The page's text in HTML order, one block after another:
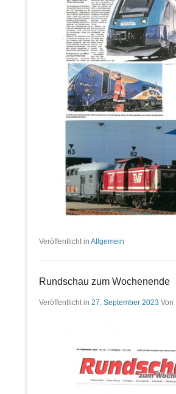
Veröffentlicht in Allgemein
Rundschau zum Wochenende
Veröffentlicht in 27. September 2023 Von